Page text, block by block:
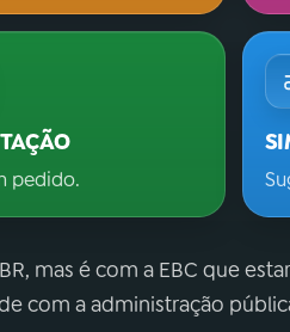
pedido.
mas é com a EBC que
com a administração